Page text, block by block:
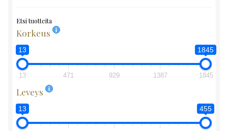
Etsi tuotteita
Korkeus
13 1845
13 471 929 1387 1845
Leveys
13 455